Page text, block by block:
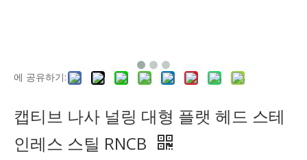
에 공유하기:
캡티브 나사 널링 대형 플랫 헤드 스테
인레스 스틸 RNCB